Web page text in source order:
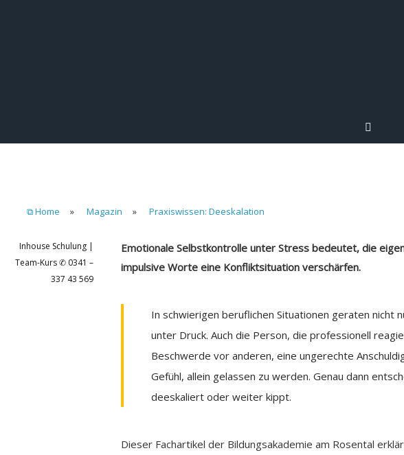
⧉ Home » Magazin » Praxiswissen: Deeskalation
Inhouse Schulung |
Team-Kurs ✆ 0341 –
337 43 569
Emotionale Selbstkontrolle unter Stress bedeutet, die
impulsive Worte eine Konfliktsituation verschärfen.
In schwierigen beruflichen Situationen geraten nicht
unter Druck. Auch die Person, die professionell
Beschwerde vor anderen, eine ungerechte
Gefühl, allein gelassen zu werden. Genau dann
deeskaliert oder weiter kippt.
Dieser Fachartikel der Bildungsakademie am Rosental